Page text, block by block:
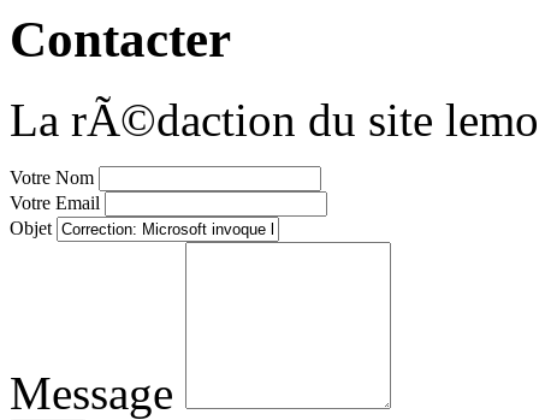
Contacter
La rÃ©daction du site
Votre Nom
Votre Email
Objet
Message